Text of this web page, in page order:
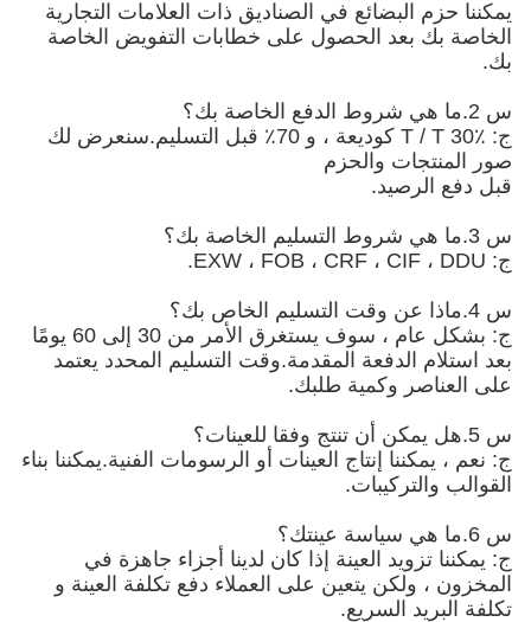
يمكننا حزم البضائع في الصناديق ذات العلامات التجارية
الخاصة بك بعد الحصول على خطابات التفويض الخاصة
بك.
س 2.ما هي شروط الدفع الخاصة بك؟
ج: T / T 30٪ كوديعة ، و 70٪ قبل التسليم.سنعرض لك
صور المنتجات والحزم
قبل دفع الرصيد.
س 3.ما هي شروط التسليم الخاصة بك؟
ج: EXW ، FOB ، CRF ، CIF ، DDU.
س 4.ماذا عن وقت التسليم الخاص بك؟
ج: بشكل عام ، سوف يستغرق الأمر من 30 إلى 60 يومًا
بعد استلام الدفعة المقدمة.وقت التسليم المحدد يعتمد
على العناصر وكمية طلبك.
س 5.هل يمكن أن تنتج وفقا للعينات؟
ج: نعم ، يمكننا إنتاج العينات أو الرسومات الفنية.يمكننا بناء
القوالب والتركيبات.
س 6.ما هي سياسة عينتك؟
ج: يمكننا تزويد العينة إذا كان لدينا أجزاء جاهزة في
المخزون ، ولكن يتعين على العملاء دفع تكلفة العينة و
تكلفة البريد السريع.